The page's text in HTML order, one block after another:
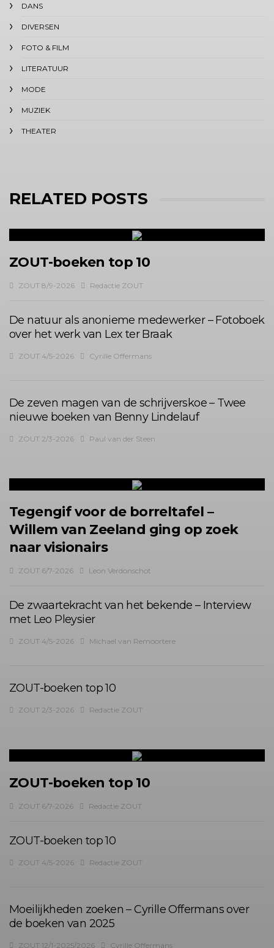
DANS
DIVERSEN
FOTO & FILM
LITERATUUR
MODE
MUZIEK
THEATER
RELATED POSTS
ZOUT-boeken top 10
ZOUT 8/9-2026 Redactie ZOUT
De natuur als anonieme medewerker – Fotoboek
over het werk van Lex ter Braak
ZOUT 4/5-2026 Cyrille Offermans
De zeven magen van de schrijverskoe – Twee
nieuwe boeken van Benny Lindelauf
ZOUT 2/3-2026 Paul van der Steen
Tegengif voor de borreltafel –
Willem van Zeeland ging op zoek
naar visionairs
ZOUT 6/7-2026 Leon Verdonschot
De zwaartekracht van het bekende – Interview
met Leo Pleysier
ZOUT 4/5-2026 Michael van Remoortere
ZOUT-boeken top 10
ZOUT 2/3-2026 Redactie ZOUT
ZOUT-boeken top 10
ZOUT 6/7-2026 Redactie ZOUT
ZOUT-boeken top 10
ZOUT 4/5-2026 Redactie ZOUT
Moeilijkheden zoeken – Cyrille Offermans over
de boeken van 2025
ZOUT 12/1-2025/2026 Cyrille Offermans